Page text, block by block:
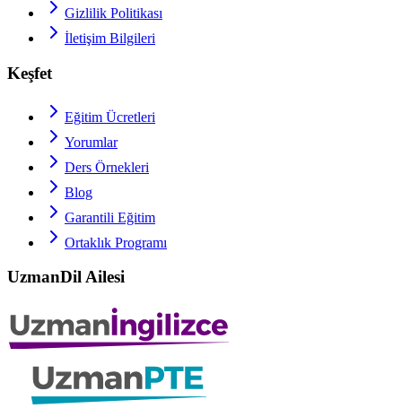
Gizlilik Politikası
İletişim Bilgileri
Keşfet
Eğitim Ücretleri
Yorumlar
Ders Örnekleri
Blog
Garantili Eğitim
Ortaklık Programı
UzmanDil Ailesi